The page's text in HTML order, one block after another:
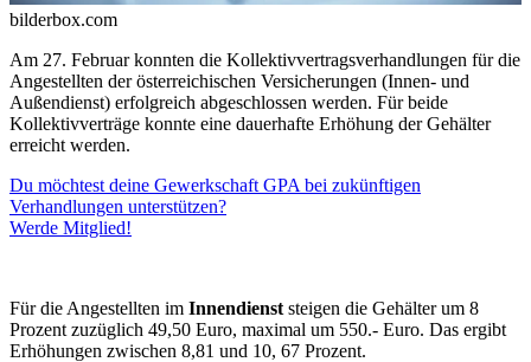
bilderbox.com
Am 27. Februar konnten die Kollektivvertragsverhandlungen für die
Angestellten der österreichischen Versicherungen (Innen- und
Außendienst) erfolgreich abgeschlossen werden. Für beide
Kollektivverträge konnte eine dauerhafte Erhöhung der Gehälter
erreicht werden.
Du möchtest deine Gewerkschaft GPA bei zukünftigen
Verhandlungen unterstützen?
Werde Mitglied!
Für die Angestellten im Innendienst steigen die Gehälter um 8
Prozent zuzüglich 49,50 Euro, maximal um 550.- Euro. Das ergibt
Erhöhungen zwischen 8,81 und 10, 67 Prozent.